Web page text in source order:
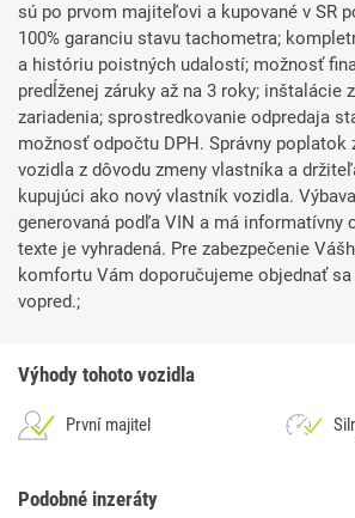
sú po prvom majiteľovi a kupované v SR
100% garanciu stavu tachometra;
a históriu poistných udalostí; možnosť
predĺženej záruky až na 3 roky; inštalácie
zariadenia; sprostredkovanie odpredaja
možnosť odpočtu DPH. Správny poplatok
vozidla z dôvodu zmeny vlastníka a
kupujúci ako nový vlastník vozidla.
generovaná podľa VIN a má informatívny
texte je vyhradená. Pre zabezpečenie
komfortu Vám doporučujeme objednať
vopred.;
Výhody tohoto vozidla
První majitel
Podobné inzeráty